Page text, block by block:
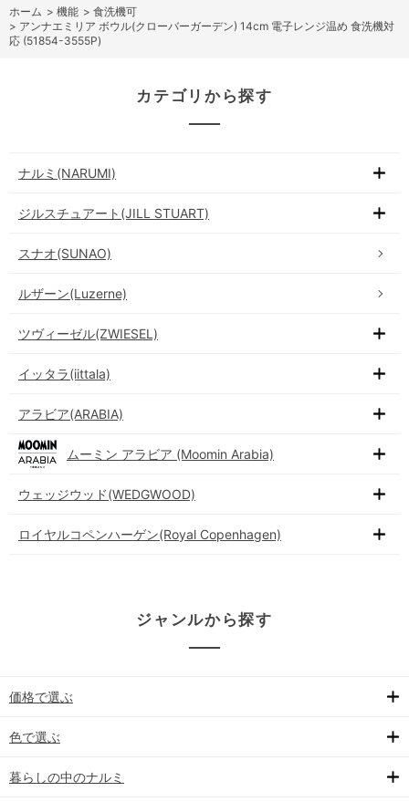
ホーム > 機能 > 食洗機可
> アンナエミリア ボウル(クローバーガーデン) 14cm 電子レンジ温め 食洗機対
応 (51854-3555P)
カテゴリから探す
ナルミ(NARUMI)
ジルスチュアート(JILL STUART)
スナオ(SUNAO)
ルザーン(Luzerne)
ツヴィーゼル(ZWIESEL)
イッタラ(iittala)
アラビア(ARABIA)
ムーミン アラビア (Moomin Arabia)
ウェッジウッド(WEDGWOOD)
ロイヤルコペンハーゲン(Royal Copenhagen)
ジャンルから探す
価格で選ぶ
色で選ぶ
暮らしの中のナルミ